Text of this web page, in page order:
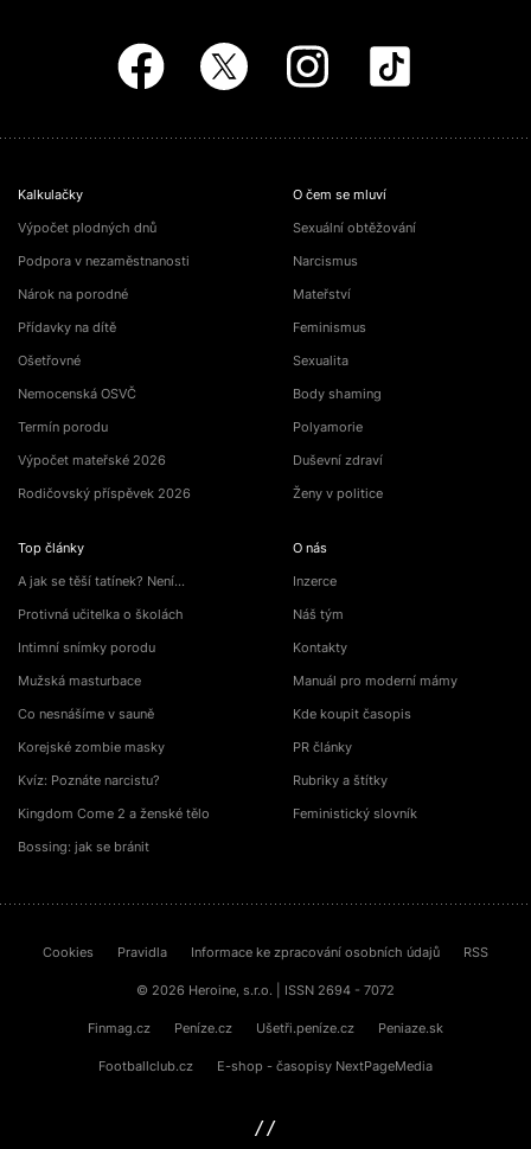
Kalkulačky
Výpočet plodných dnů
Podpora v nezaměstnanosti
Nárok na porodné
Přídavky na dítě
Ošetřovné
Nemocenská OSVČ
Termín porodu
Výpočet mateřské 2026
Rodičovský příspěvek 2026
Top články
A jak se těší tatínek? Není…
Protivná učitelka o školách
Intimní snímky porodu
Mužská masturbace
Co nesnášíme v sauně
Korejské zombie masky
Kvíz: Poznáte narcistu?
Kingdom Come 2 a ženské tělo
Bossing: jak se bránit
O čem se mluví
Sexuální obtěžování
Narcismus
Mateřství
Feminismus
Sexualita
Body shaming
Polyamorie
Duševní zdraví
Ženy v politice
O nás
Inzerce
Náš tým
Kontakty
Manuál pro moderní mámy
Kde koupit časopis
PR články
Rubriky a štítky
Feministický slovník
Cookies Pravidla Informace ke zpracování osobních údajů RSS
© 2026 Heroine, s.r.o. | ISSN 2694 - 7072
Finmag.cz Peníze.cz Ušetři.peníze.cz Peniaze.sk
Footballclub.cz E-shop - časopisy NextPageMedia